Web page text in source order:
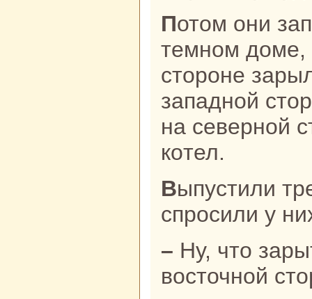
Потом они заперли трех бpaтьев в
темном доме,
стороне
западной
нa северной
кoтел.
Выпустили трех бpaтьев и
спросили у
– Ну, что зарыто в земле нa
восточной